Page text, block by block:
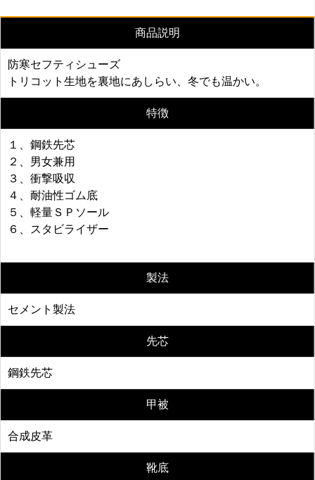
商品説明
防寒セフティシューズ
トリコット生地を裏地にあしらい、冬でも温かい。
特徴
１、鋼鉄先芯
２、男女兼用
３、衝撃吸収
４、耐油性ゴム底
５、軽量ＳＰソール
６、スタビライザー
製法
セメント製法
先芯
鋼鉄先芯
甲被
合成皮革
靴底